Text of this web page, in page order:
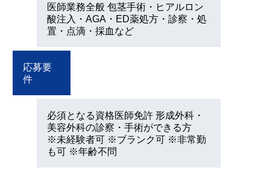
医師業務全般 包茎手術・ヒアルロン
酸注入・AGA・ED薬処方・診察・処
置・点滴・採血など
応募要
件
必須となる資格医師免許 形成外科・
美容外科の診察・手術ができる方
※未経験者可 ※ブランク可 ※非常勤
も可 ※年齢不問